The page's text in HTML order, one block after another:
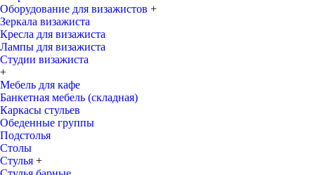
Оборудование для визажистов +
Зеркала визажиста
Кресла для визажиста
Лампы для визажиста
Студии визажиста
+
Мебель для кафе
Банкетная мебель (складная)
Каркасы стульев
Обеденные группы
Подстолья
Столы
Стулья +